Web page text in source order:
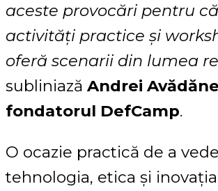
aceste provocări pentru
activități practice și
oferă scenarii din lumea
subliniază Andrei
fondatorul DefCamp.
O ocazie practică de a
tehnologia, etica și